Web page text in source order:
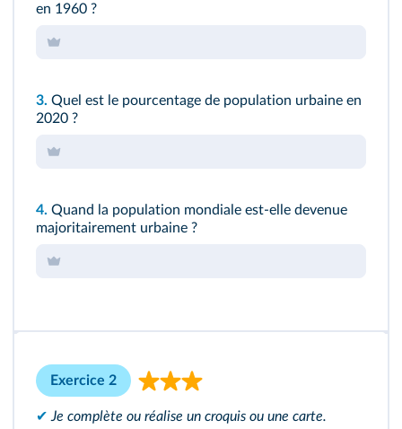
en 1960 ?
3. Quel est le pourcentage de population urbaine en
2020 ?
4. Quand la population mondiale est-elle devenue
majoritairement urbaine ?
Exercice 2
✔ Je complète ou réalise un croquis ou une carte.